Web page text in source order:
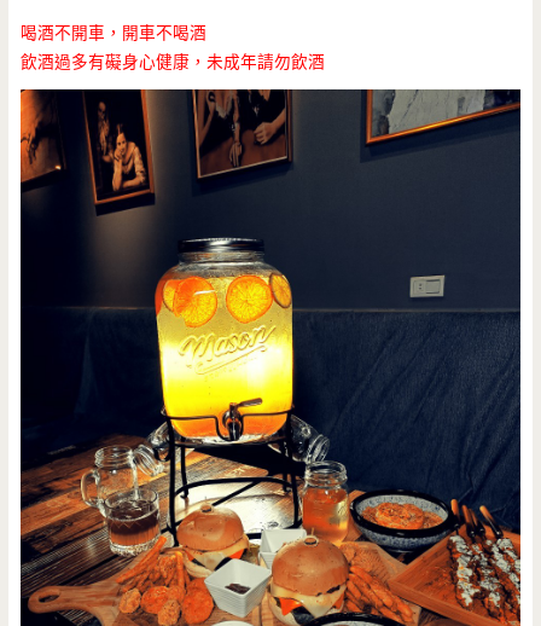
喝酒不開車，開車不喝酒
飲酒過多有礙身心健康，未成年請勿飲酒